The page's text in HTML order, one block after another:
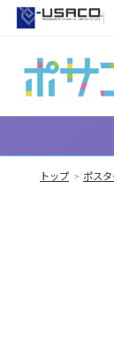
メインコンテ
トップ ポス